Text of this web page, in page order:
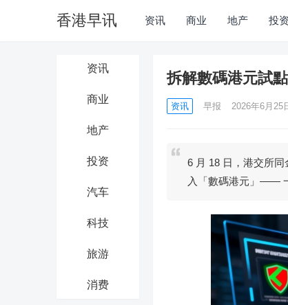
香港早讯 资讯 商业 地产 投资
资讯
商业
地产
投资
汽车
科技
旅游
消费
拆解數碼港元試
资讯 早报 2026年6月25
6 月 18 日，港交所
入「數碼港元」——